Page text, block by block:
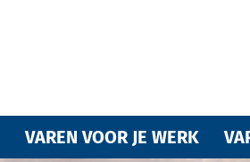
Varende
VAREN VOOR JE WERK